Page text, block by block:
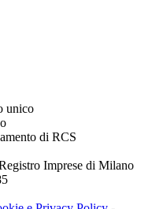
unico
di RCS
Imprese di Milano